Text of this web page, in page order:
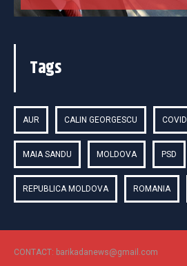
Tags
AUR CALIN GEORGESCU COVID
MAIA SANDU MOLDOVA PSD
REPUBLICA MOLDOVA ROMANIA
CONTACT: barikadanews@gmail.com